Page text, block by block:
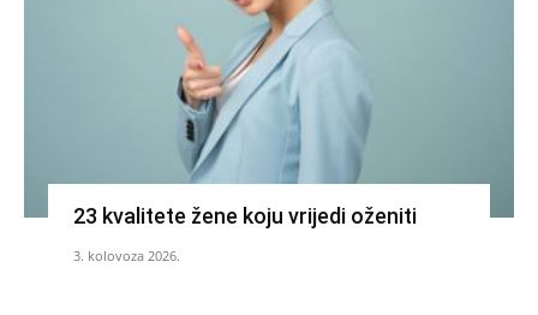
23 kvalitete žene koju vrijedi oženiti
3. kolovoza 2026.